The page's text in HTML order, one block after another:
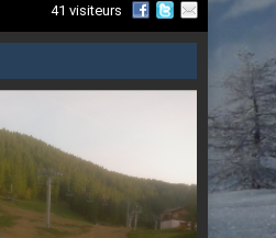
41 visiteurs